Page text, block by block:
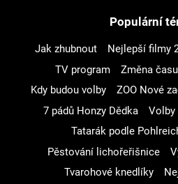
Populární
Jak zhubnout Nejlepší filmy
TV program
Změna času
Kdy budou volby
ZOO Nové
7 pádů Honzy Dědka
Volby
Tatarák podle
Pěstování lichořeřišnice
Tvarohové knedlíky